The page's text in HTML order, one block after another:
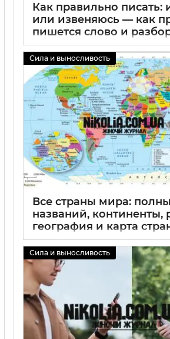
Как правильно писать:
или извеняюсь — как
пишется слово и
правописания форм
извиняться
02 09 2025 1
Сила и выносливость
Все страны мира:
названий, континенты,
география и карта
Сила и выносливость